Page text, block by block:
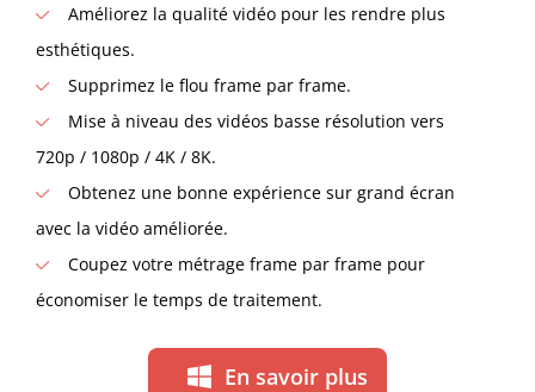
Améliorez la qualité vidéo pour les rendre plus
esthétiques.
Supprimez le flou frame par frame.
Mise à niveau des vidéos basse résolution vers
720p / 1080p / 4K / 8K.
Obtenez une bonne expérience sur grand écran
avec la vidéo améliorée.
Coupez votre métrage frame par frame pour
économiser le temps de traitement.
En savoir plus